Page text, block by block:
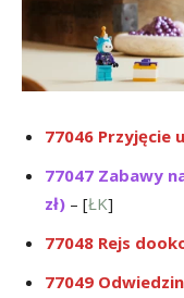
77046 Przyjęcie
77047 Zabawy
zł) – [ŁK]
77048 Rejs
77049